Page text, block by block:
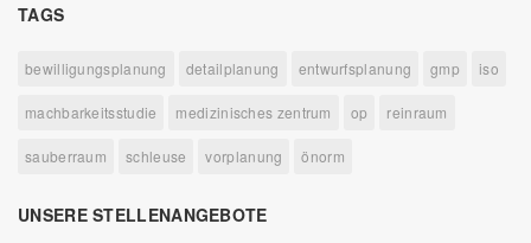
TAGS
bewilligungsplanung detailplanung entwurfsplanung gmp iso
machbarkeitsstudie medizinisches zentrum op reinraum
sauberraum schleuse vorplanung önorm
UNSERE STELLENANGEBOTE